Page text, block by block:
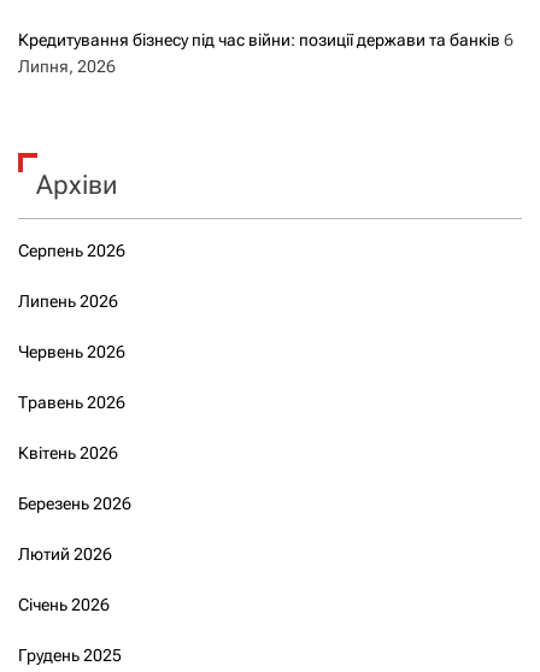
Кредитування бізнесу під час війни: позиції держави та банків 6
Липня, 2026
Архіви
Серпень 2026
Липень 2026
Червень 2026
Травень 2026
Квітень 2026
Березень 2026
Лютий 2026
Січень 2026
Грудень 2025